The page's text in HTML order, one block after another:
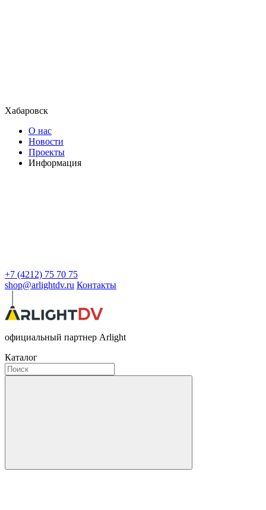
Хабаровск
О нас
Новости
Проекты
Информация
+7 (4212) 75 70 75
shop@arlightdv.ru Контакты
официальный партнер Arlight
Каталог